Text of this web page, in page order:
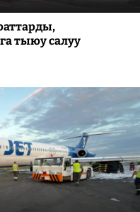
тыюу салуу